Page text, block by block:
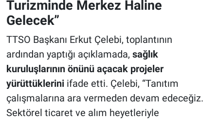
Turizminde Merkez Haline
Gelecek”
TTSO Başkanı Erkut Çelebi, toplantının
ardından yaptığı açıklamada, sağlık
kuruluşlarının önünü açacak projeler
yürüttükleriniifade etti. Çelebi, “Tanıtım
çalışmalarına ara vermeden devam edeceğiz.
Sektörel ticaret ve alım heyetleriyle